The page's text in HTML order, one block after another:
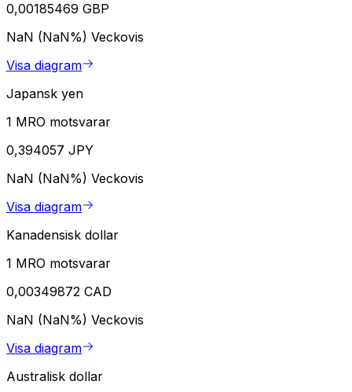
0,00185469 GBP
NaN (NaN%) Veckovis
Visa diagram
Japansk yen
1 MRO motsvarar
0,394057 JPY
NaN (NaN%) Veckovis
Visa diagram
Kanadensisk dollar
1 MRO motsvarar
0,00349872 CAD
NaN (NaN%) Veckovis
Visa diagram
Australisk dollar